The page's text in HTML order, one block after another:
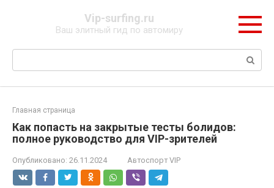
Vip-surfing.ru
Ваш элитный гид по автомиру
Поиск:
Главная страница
Как попасть на закрытые тесты болидов:
полное руководство для VIP-зрителей
Опубликовано: 26.11.2024 Автоспорт VIP